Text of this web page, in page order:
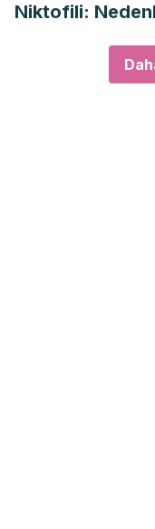
Niktofili: